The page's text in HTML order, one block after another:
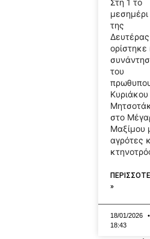
Στη 1 το
μεσημέρι
της
Δευτέρας
ορίστηκε
του
Κυριάκου
στο
Μαξίμου
αγρότες
»
18/01/2026
18:43